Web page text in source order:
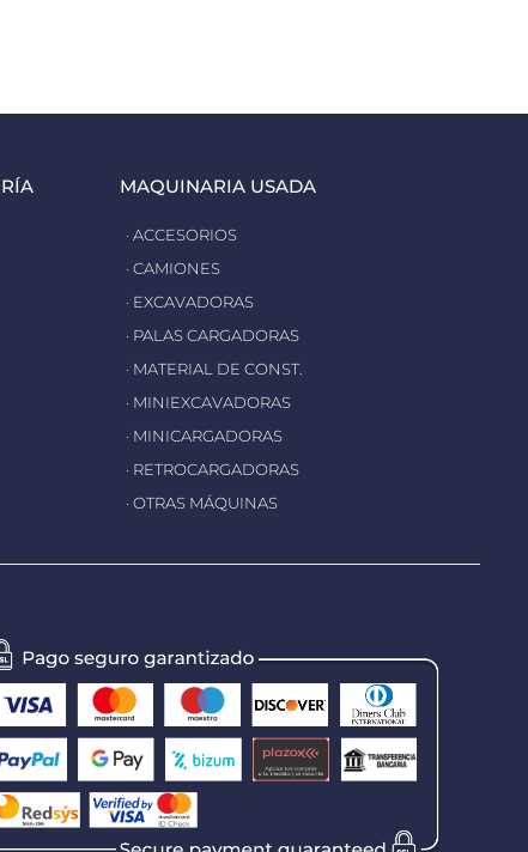
MAQUINARIA USADA
· ACCESORIOS
· CAMIONES
· EXCAVADORAS
· PALAS CARGADORAS
· MATERIAL DE CONST.
· MINIEXCAVADORAS
· MINICARGADORAS
· RETROCARGADORAS
· OTRAS MÁQUINAS